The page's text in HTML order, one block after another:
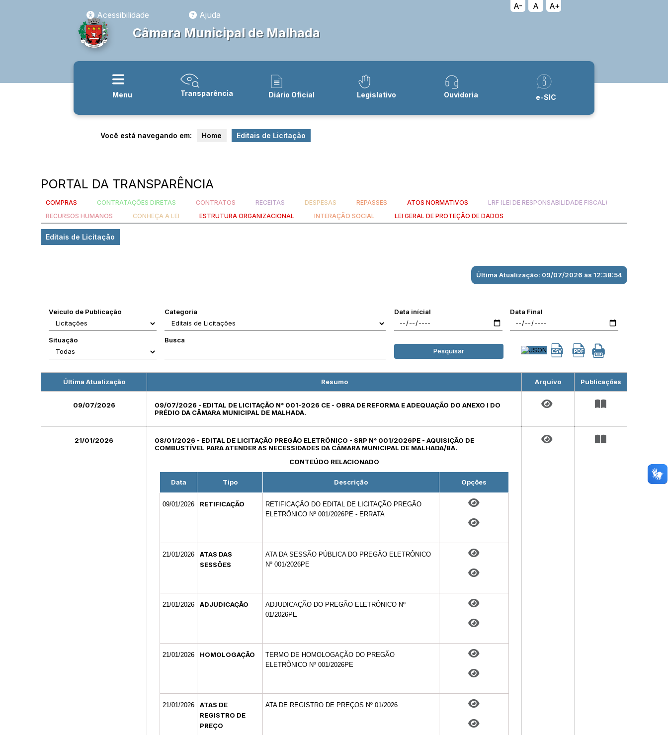
A- A
A+
Acessibilidade
Ajuda
Câmara Municipal de Malhada
Menu Transparência Diário Oficial Legislativo Ouvidoria e-SIC
Você está navegando em: Home Editais de Licitação
PORTAL DA TRANSPARÊNCIA
COMPRAS CONTRATAÇÕES DIRETAS CONTRATOS RECEITAS DESPESAS REPASSES ATOS NORMATIVOS
LRF (LEI DE RESPONSABILIDADE FISCAL)
RECURSOS HUMANOS
CONHEÇA A LEI ESTRUTURA ORGANIZACIONAL INTERAÇÃO SOCIAL LEI GERAL DE PROTEÇÃO DE DADOS
Editais de Licitação
Última Atualização: 09/07/2026 às 12:38:54
Veiculo de Publicação Categoria Data inícial Data Final
Situação
Busca
Pesquisar
Última Atualização Resumo Arquivo Publicações
09/07/2026
09/07/2026 - EDITAL DE LICITAÇÃO N° 001-2026 CE - OBRA DE REFORMA E ADEQUAÇÃO DO ANEXO I DO
PRÉDIO DA CÂMARA MUNICIPAL DE MALHADA.
21/01/2026
08/01/2026 - EDITAL DE LICITAÇÃO PREGÃO ELETRÔNICO - SRP N° 001/2026PE - AQUISIÇÃO DE
COMBUSTÍVEL PARA ATENDER AS NECESSIDADES DA CÂMARA MUNICIPAL DE MALHADA/BA.
CONTEÚDO RELACIONADO
Data Tipo Descrição Opções
09/01/2026 RETIFICAÇÃO
RETIFICAÇÃO DO EDITAL DE LICITAÇÃO PREGÃO
ELETRÔNICO Nº 001/2026PE - ERRATA
21/01/2026
ATAS DAS
SESSÕES
ATA DA SESSÃO PÚBLICA DO PREGÃO ELETRÔNICO
Nº 001/2026PE
21/01/2026 ADJUDICAÇÃO
ADJUDICAÇÃO DO PREGÃO ELETRÔNICO Nº
01/2026PE
21/01/2026 HOMOLOGAÇÃO
TERMO DE HOMOLOGAÇÃO DO PREGÃO
ELETRÔNICO Nº 001/2026PE
21/01/2026
ATAS DE
REGISTRO DE
PREÇO
ATA DE REGISTRO DE PREÇOS Nº 01/2026